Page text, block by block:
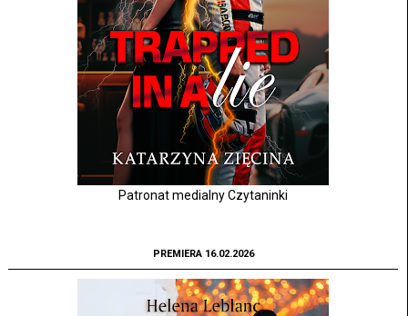
Patronat medialny Czytaninki
PREMIERA 16.02.2026